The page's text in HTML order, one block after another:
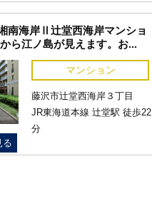
南海岸Ⅱ辻堂西海岸マンショ
ら江ノ島が見えます。お...
る
マンション
藤沢市辻堂西海岸３丁目
JR東海道本線 辻堂駅 徒歩22
分